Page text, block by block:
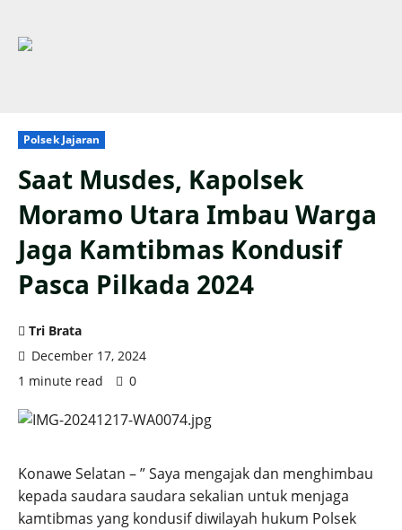
Polsek Jajaran
Saat Musdes, Kapolsek
Moramo Utara Imbau Warga
Jaga Kamtibmas Kondusif
Pasca Pilkada 2024
Tri Brata
December 17, 2024
1 minute read
0
Konawe Selatan – ” Saya mengajak dan menghimbau
kepada saudara saudara sekalian untuk menjaga
kamtibmas yang kondusif diwilayah hukum Polsek